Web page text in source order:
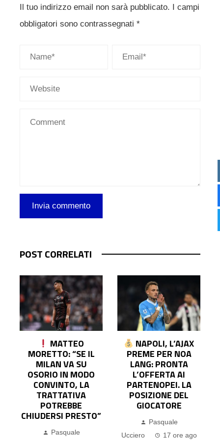
Il tuo indirizzo email non sarà pubblicato.
I campi
obbligatori sono contrassegnati *
POST CORRELATI
MATTEO
MORETTO: “SE IL
MILAN VA SU
OSORIO IN MODO
CONVINTO, LA
TRATTATIVA
POTREBBE
CHIUDERSI PRESTO”
Pasquale
NAPOLI, L’AJAX
PREME PER NOA
LANG: PRONTA
L’OFFERTA AI
PARTENOPEI. LA
POSIZIONE DEL
GIOCATORE
Pasquale
Ucciero
17 ore ago